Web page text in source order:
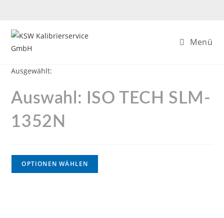
Menü
Ausgewählt:
Auswahl: ISO TECH SLM-
1352N
OPTIONEN WÄHLEN